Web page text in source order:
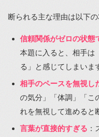
断られる主な理由は以下の
信頼関係がゼロの状態
本題に入ると、相手は
る」と感じてしまいま
相手のペースを無視し
の気分」「体調」「こ
れを無視して進めると
言葉が直接的すぎる